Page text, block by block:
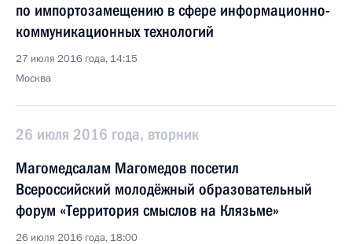
по импортозамещению в сфере информационно-
коммуникационных технологий
27 июля 2016 года, 14:15
Москва
26 июля 2016 года, вторник
Магомедсалам Магомедов посетил
Всероссийский молодёжный образовательный
форум «Территория смыслов на Клязьме»
26 июля 2016 года, 18:00